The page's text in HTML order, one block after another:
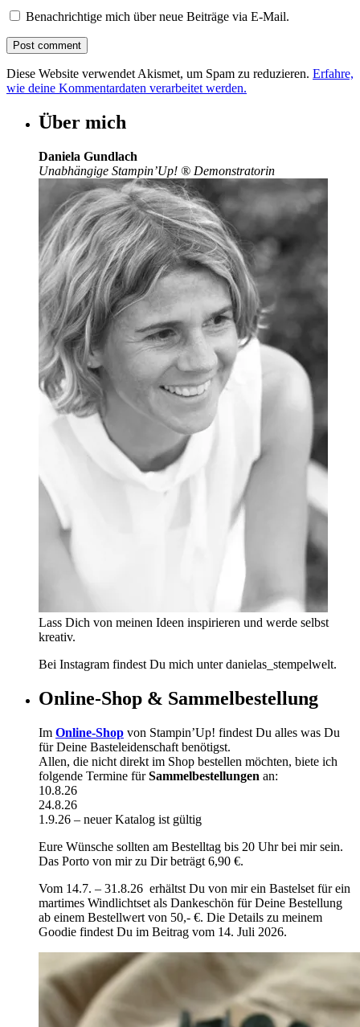
Benachrichtige mich über neue Beiträge via E-Mail.
Diese Website verwendet Akismet, um Spam zu reduzieren. Erfahre,
wie deine Kommentardaten verarbeitet werden.
Über mich
Daniela Gundlach
Unabhängige Stampin’Up! ® Demonstratorin
Lass Dich von meinen Ideen inspirieren und werde selbst
kreativ.
Bei Instagram findest Du mich unter danielas_stempelwelt.
Online-Shop & Sammelbestellung
Im Online-Shop von Stampin’Up! findest Du alles was Du
für Deine Basteleidenschaft benötigst.
Allen, die nicht direkt im Shop bestellen möchten, biete ich
folgende Termine fürSammelbestellungen an:
10.8.26
24.8.26
1.9.26 – neuer Katalog ist gültig
Eure Wünsche sollten am Bestelltag bis 20 Uhr bei mir sein.
Das Porto von mir zu Dir beträgt 6,90 €.
Vom 14.7. – 31.8.26 erhältst Du von mir ein Bastelset für ein
martimes Windlichtset als Dankeschön für Deine Bestellung
ab einem Bestellwert von 50,- €. Die Details zu meinem
Goodie findest Du im Beitrag vom 14. Juli 2026.